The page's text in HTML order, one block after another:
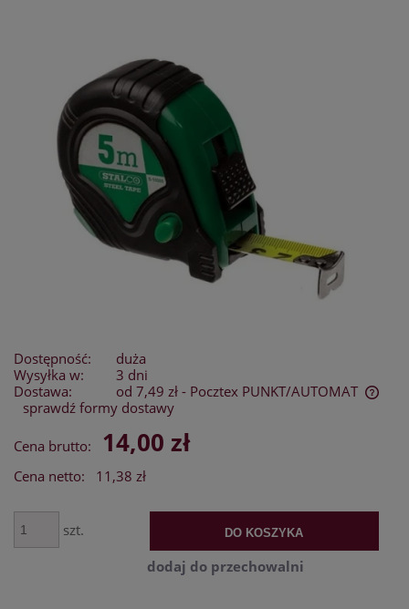
Dostępność:
duża
Wysyłka w:
3 dni
Dostawa:
od 7,49 zł - Pocztex PUNKT/AUTOMAT
Cena nie zawiera ewentualnych kosztów płatności
sprawdź formy dostawy
Cena brutto: 14,00 zł
Cena netto: 11,38 zł
szt. DO KOSZYKA
dodaj do przechowalni